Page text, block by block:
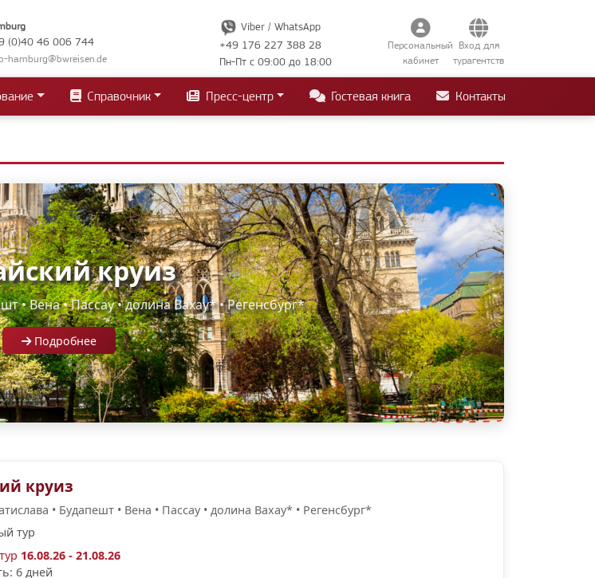
(0)40 46 006 744
hamburg@bwreisen.de
Viber / WhatsApp
+49 176 227 388 28
Пн-Пт с 09:00 до 18:00
Персональный
кабинет
Вход для
турагентств
Справочник Пресс-центр Гостевая книга Контакты
круиз
• Вена • Пассау • долина Вахау* • Регенсбург*
Подробнее
круиз
• Будапешт • Вена • Пассау • долина Вахау* • Регенсбург*
тур
16.08.26 - 21.08.26
6 дней